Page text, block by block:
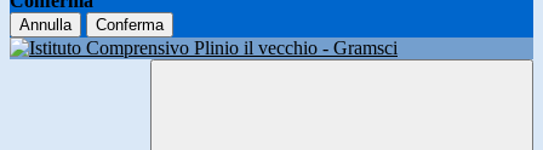
Annulla Conferma